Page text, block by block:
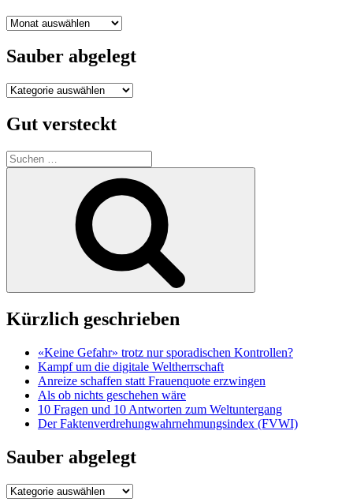
Monatlich
Sauber abgelegt
Sauber
Gut versteckt
Suche
nach:
Kürzlich geschrieben
«Keine Gefahr» trotz nur sporadischen Kontrollen?
Kampf um die digitale Weltherrschaft
Anreize schaffen statt Frauenquote erzwingen
Als ob nichts geschehen wäre
10 Fragen und 10 Antworten zum Weltuntergang
Der Faktenverdrehungwahrnehmungsindex (FVWI)
Sauber abgelegt
Sauber